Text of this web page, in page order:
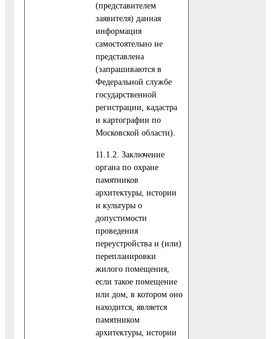
(представителем
заявителя) данная
информация
самостоятельно не
представлена
(запрашиваются в
Федеральной службе
государственной
регистрации, кадастра
и картографии по
Московской области).
11.1.2. Заключение
органа по охране
памятников
архитектуры, истории
и культуры о
допустимости
проведения
переустройства и (или)
перепланировки
жилого помещения,
если такое помещение
или дом, в котором оно
находится, является
памятником
архитектуры, истории